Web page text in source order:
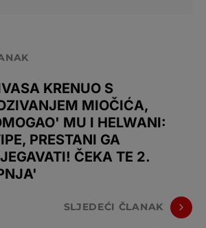
KRENUO S
MIOČIĆA,
MU I HELWANI:
PRESTANI GA
ČEKA TE 2.
SLJEDEĆI ČLANAK